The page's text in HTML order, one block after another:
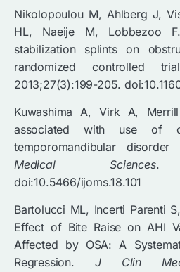
Nikolopoulou M, Ahlberg J,
HL, Naeije M, Lobbezoo
stabilization splints on
randomized controlled
2013;27(3):199-205.
Kuwashima A, Virk A,
associated with use of
temporomandibular disorder
Medical Sciences.
doi:10.5466/ijoms.18.101
Bartolucci ML, Incerti Parenti
Effect of Bite Raise on AHI
Affected by OSA: A
Regression. J Clin